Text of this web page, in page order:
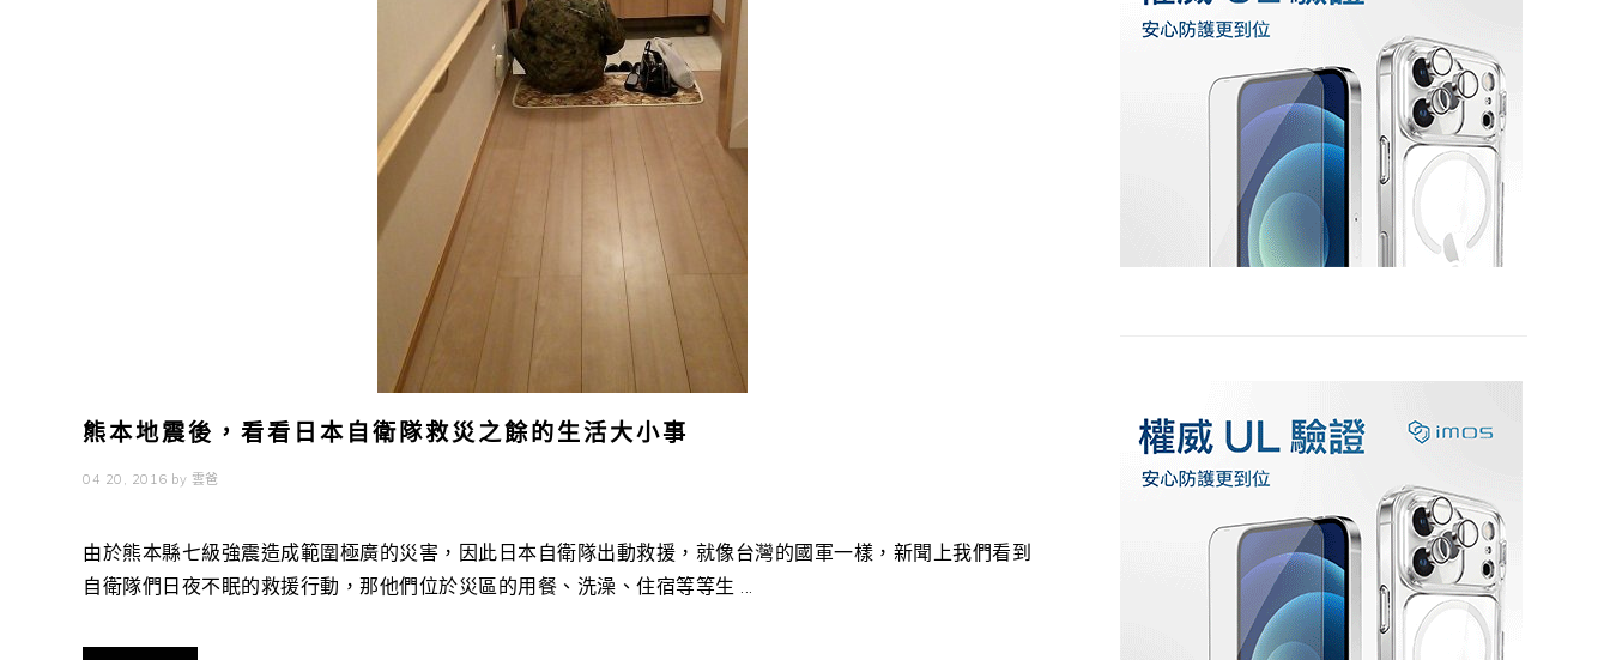
熊本地震後，看看日本自衛隊救災之餘的生活大小事
04 20, 2016 by 雲爸
由於熊本縣七級強震造成範圍極廣的災害，因此日本自衛隊出動救援，就像台灣的國軍一樣，新聞上我們看到
自衛隊們日夜不眠的救援行動，那他們位於災區的用餐、洗澡、住宿等等生 ...